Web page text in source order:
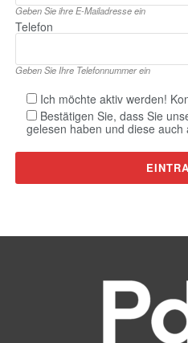
Geben Sie ihre E‑Mailadresse ein
Telefon
Geben Sie Ihre Telefonnummer ein
Ich möchte aktiv werden!
Bestätigen Sie, dass Sie
gelesen haben und diese auch